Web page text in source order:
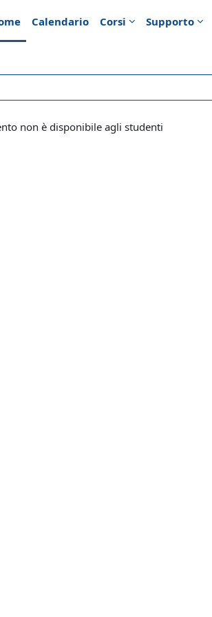
Calendario Corsi Supporto
non è disponibile agli studenti